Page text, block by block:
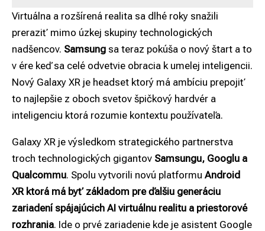
Virtuálna a rozšírená realita sa dlhé roky snažili
preraziť mimo úzkej skupiny technologických
nadšencov. Samsung sa teraz pokúša o nový štart a to
v ére keď sa celé odvetvie obracia k umelej inteligencii.
Nový Galaxy XR je headset ktorý má ambíciu prepojiť
to najlepšie z oboch svetov špičkový hardvér a
inteligenciu ktorá rozumie kontextu používateľa.
Galaxy XR je výsledkom strategického partnerstva
troch technologických gigantov Samsungu, Googlu a
Qualcommu. Spolu vytvorili novú platformu Android
XR ktorá má byť základom pre ďalšiu generáciu
zariadení spájajúcich AI virtuálnu realitu a priestorové
rozhrania. Ide o prvé zariadenie kde je asistent Google